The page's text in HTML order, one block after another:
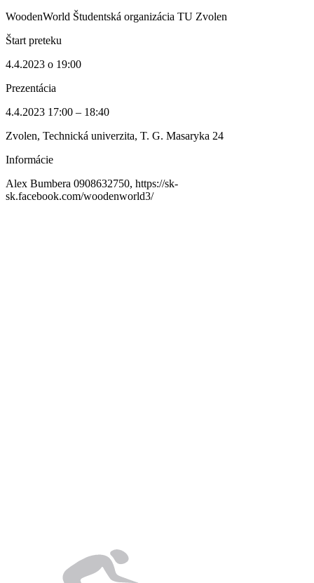
WoodenWorld Študentská organizácia TU Zvolen
Štart preteku
4.4.2023 o 19:00
Prezentácia
4.4.2023 17:00 – 18:40
Zvolen, Technická univerzita, T. G. Masaryka 24
Informácie
Alex Bumbera 0908632750, https://sk-
sk.facebook.com/woodenworld3/